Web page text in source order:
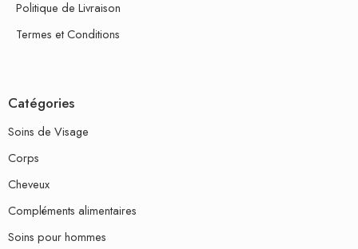
Politique de Livraison
Termes et Conditions
Catégories
Soins de Visage
Corps
Cheveux
Compléments alimentaires
Soins pour hommes